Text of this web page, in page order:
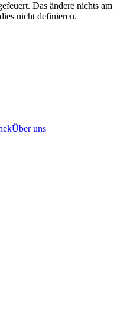
Das ändere nichts am
nicht definieren.
Über uns